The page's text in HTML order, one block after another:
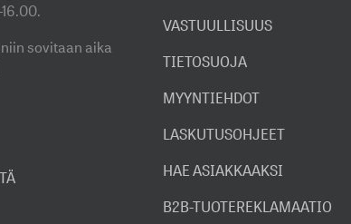
sovitaan aika
VASTUULLISUUS
TIETOSUOJA
MYYNTIEHDOT
LASKUTUSOHJEET
HAE ASIAKKAAKSI
B2B-TUOTEREKLAMAATIO